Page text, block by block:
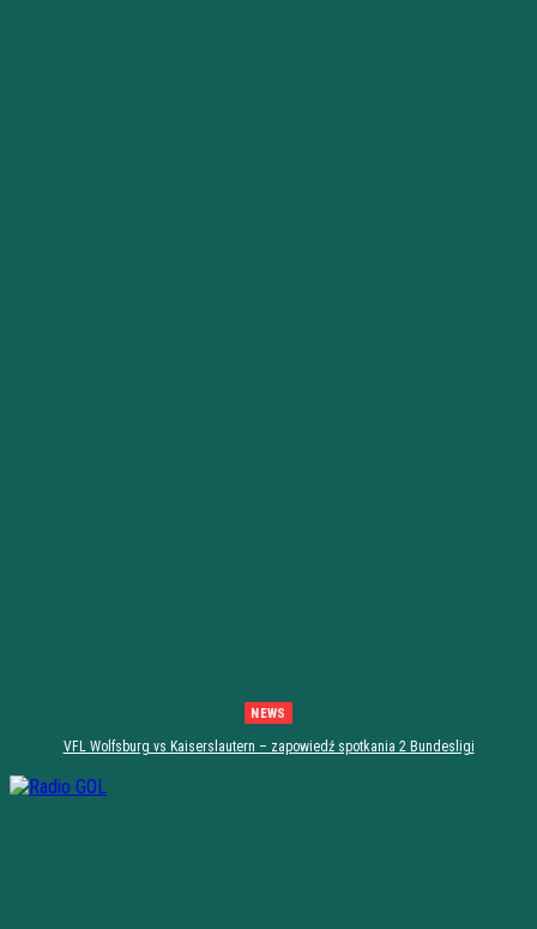
NEWS
VFL Wolfsburg vs Kaiserslautern – zapowiedź spotkania 2 Bundesligi